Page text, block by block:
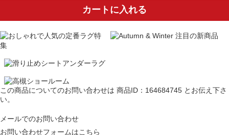
カートに入れる
この商品についてのお問い合わせは 商品ID：164684745 とお伝え下さ
い。
メールでのお問い合わせ
お問い合わせフォームはこちら